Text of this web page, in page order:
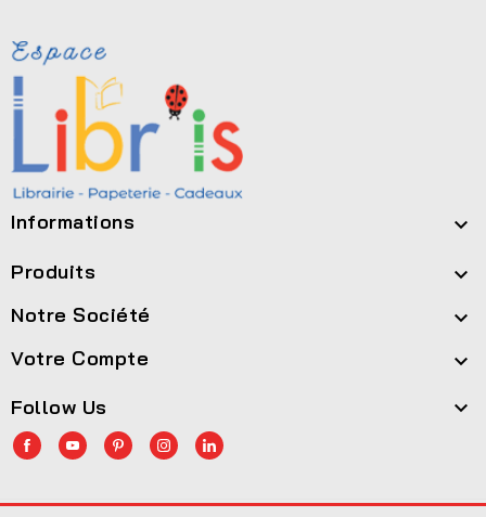
Informations 
Produits 
Notre Société 
Votre Compte 
Follow Us 